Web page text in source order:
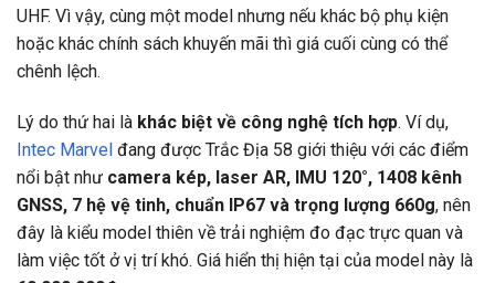
UHF. Vì vậy, cùng một model nhưng nếu khác bộ phụ kiện
hoặc khác chính sách khuyến mãi thì giá cuối cùng có thể
chênh lệch.
Lý do thứ hai là khác biệt về công nghệ tích hợp. Ví dụ,
Intec Marvel đang được Trắc Địa 58 giới thiệu với các điểm
nổi bật như camera kép, laser AR, IMU 120°, 1408 kênh
GNSS, 7 hệ vệ tinh, chuẩn IP67 và trọng lượng 660g, nên
đây là kiểu model thiên về trải nghiệm đo đạc trực quan và
làm việc tốt ở vị trí khó. Giá hiển thị hiện tại của model này là